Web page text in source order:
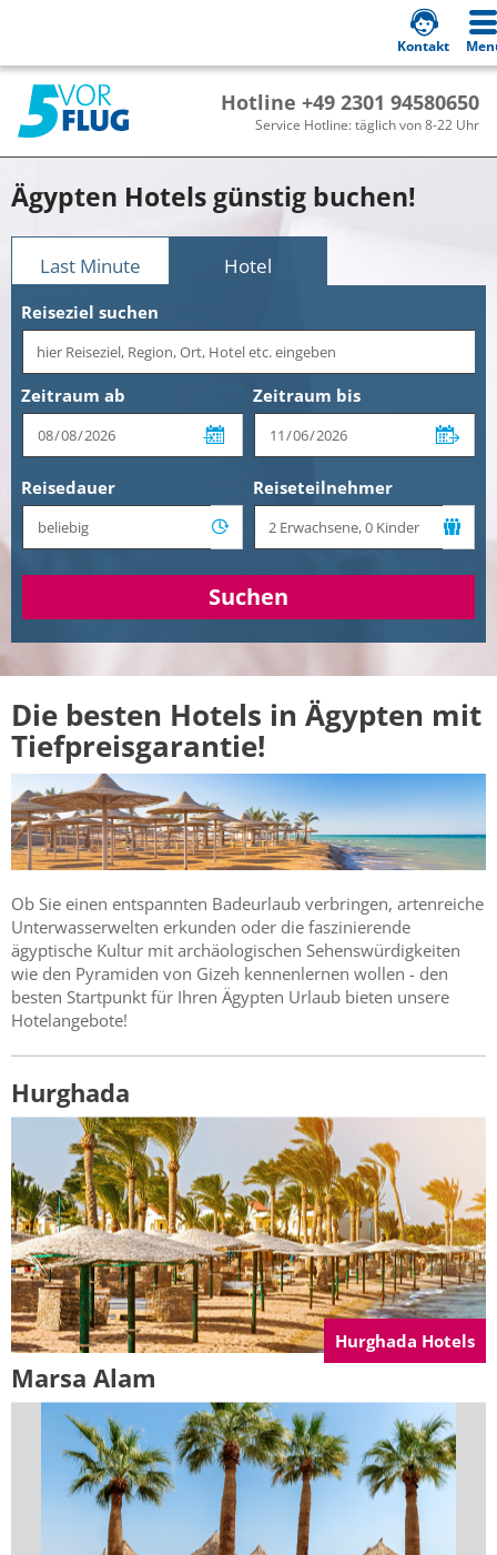
Hotline +49 2301 94580650
Service Hotline: täglich von 8-22 Uhr
Kontakt
Ägypten Hotels günstig buchen!
Last Minute Hotel
Reiseziel suchen
Zeitraum ab Zeitraum bis
Reisedauer Reiseteilnehmer
Suchen
Die besten Hotels in Ägypten mit
Tiefpreisgarantie!
Ob Sie einen entspannten Badeurlaub verbringen, artenreiche
Unterwasserwelten erkunden oder die faszinierende
ägyptische Kultur mit archäologischen Sehenswürdigkeiten
wie den Pyramiden von Gizeh kennenlernen wollen - den
besten Startpunkt für Ihren Ägypten Urlaub bieten unsere
Hotelangebote!
Hurghada
Hurghada Hotels
Marsa Alam